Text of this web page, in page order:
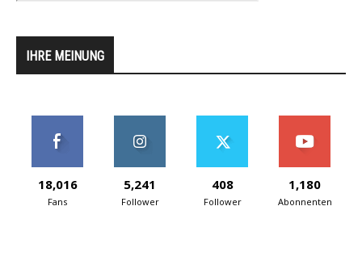
IHRE MEINUNG
18,016
Fans
5,241
Follower
408
Follower
1,180
Abonnenten